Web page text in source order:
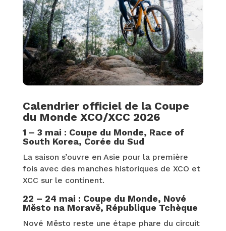
Calendrier officiel de la Coupe
du Monde XCO/XCC 2026
1 – 3 mai : Coupe du Monde, Race of
South Korea, Corée du Sud
La saison s’ouvre en Asie pour la première
fois avec des manches historiques de XCO et
XCC sur le continent.
22 – 24 mai : Coupe du Monde, Nové
Město na Moravě, République Tchèque
Nové Město reste une étape phare du circuit